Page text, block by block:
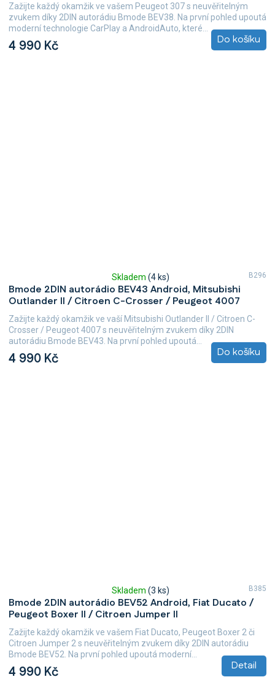
4 990 Kč Do košíku
Zažijte každý okamžik ve vašem Peugeot 307 s neuvěřitelným
zvukem díky 2DIN autorádiu Bmode BEV38. Na první pohled upoutá
moderní technologie CarPlay a AndroidAuto, které...
Bmode 2DIN autorádio BEV43 Android, Mitsubishi
Outlander II / Citroen C-Crosser / Peugeot 4007
hodnocení
produktu
je
5,0
z
hvězdiček.
Skladem (4 ks)
4 990 Kč Do košíku
Zažijte každý okamžik ve vaší Mitsubishi Outlander II / Citroen C-
Crosser / Peugeot 4007 s neuvěřitelným zvukem díky 2DIN
autorádiu Bmode BEV43. Na první pohled upoutá...
B296
Bmode 2DIN autorádio BEV52 Android, Fiat Ducato /
Peugeot Boxer II / Citroen Jumper II
hodnocení
produktu
je
5,0
z
hvězdiček.
Skladem (3 ks)
4 990 Kč Detail
Zažijte každý okamžik ve vašem Fiat Ducato, Peugeot Boxer 2 či
Citroen Jumper 2 s neuvěřitelným zvukem díky 2DIN autorádiu
Bmode BEV52. Na první pohled upoutá moderní...
B385